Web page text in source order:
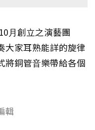
⽉創立之演藝團
⼤家耳熟能詳的旋律
將銅管⾳樂帶給各個
輯